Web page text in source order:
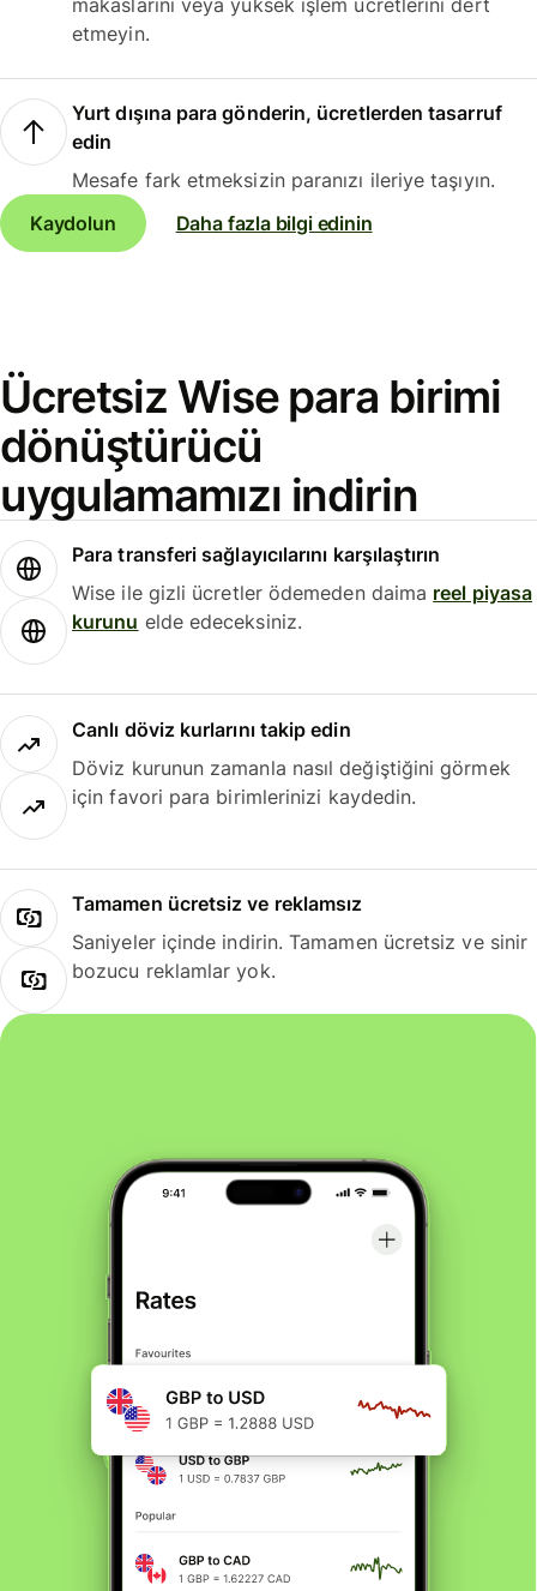
makaslarını veya yüksek işlem ücretlerini dert
etmeyin.
Yurt dışına para gönderin, ücretlerden tasarruf
edin
Mesafe fark etmeksizin paranızı ileriye taşıyın.
Kaydolun
Daha fazla bilgi edinin
Ücretsiz Wise para birimi
dönüştürücü
uygulamamızı indirin
Para transferi sağlayıcılarını karşılaştırın
Wise ile gizli ücretler ödemeden daima reel piyasa
kurunu elde edeceksiniz.
Canlı döviz kurlarını takip edin
Döviz kurunun zamanla nasıl değiştiğini görmek
için favori para birimlerinizi kaydedin.
Tamamen ücretsiz ve reklamsız
Saniyeler içinde indirin. Tamamen ücretsiz ve sinir
bozucu reklamlar yok.